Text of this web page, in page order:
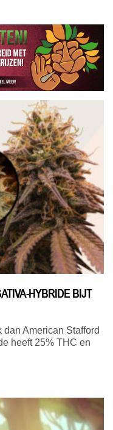
HYBRIDE BIJT
American Stafford
heeft 25% THC en